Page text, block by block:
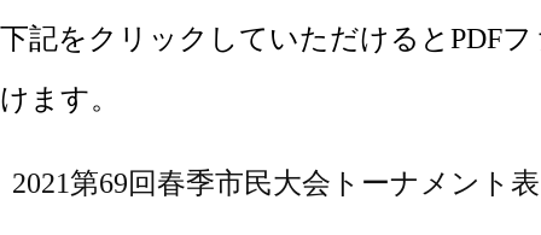
下記をクリックしていただけるとPDF
けます。
2021第69回春季市民大会トーナメント表